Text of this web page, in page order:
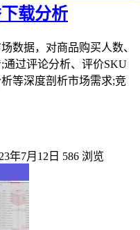
载分析
数据，对商品购买人数、
过评论分析、评价SKU
等深度剖析市场需求;竞
年7月12日 586 浏览